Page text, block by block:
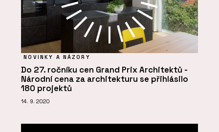
NOVINKY A NÁZORY
Do 27. ročníku cen Grand Prix Architektů -
Národní cena za architekturu se přihlásilo
180 projektů
14. 9. 2020